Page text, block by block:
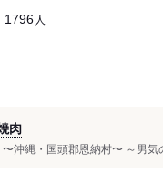
1796 人
肉
沖縄・国頭郡恩納村〜 ～男気